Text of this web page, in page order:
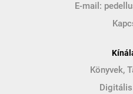
E-mail:
Könyvek,